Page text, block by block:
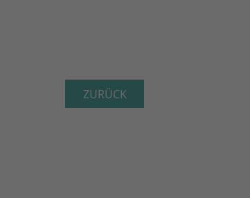
ZURÜCK